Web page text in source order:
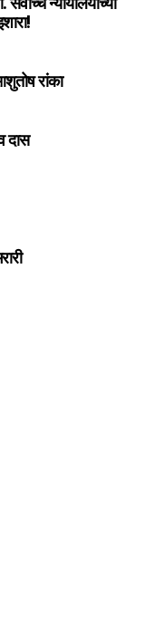
न्यायालयाच्या
रांका
दास